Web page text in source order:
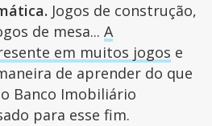
Jogos de construção,
de mesa... A
em muitos jogos e
de aprender do que
Banco Imobiliário
para esse fim.